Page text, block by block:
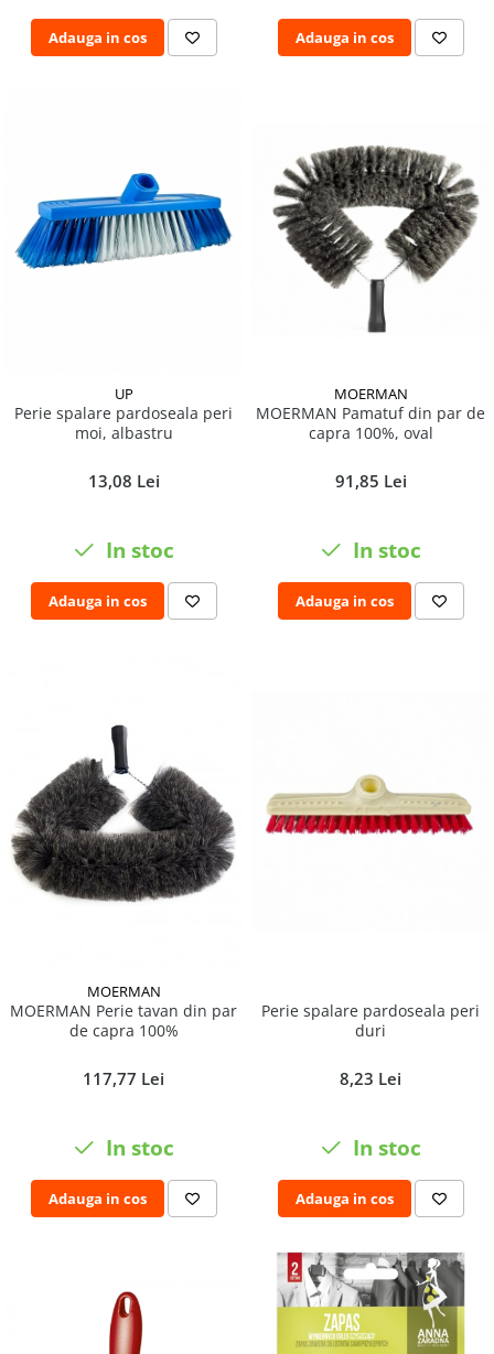
Adauga in cos Adauga in cos
UP
Perie spalare pardoseala peri
moi, albastru
13,08 Lei
In stoc
Adauga in cos
MOERMAN
MOERMAN Pamatuf din par de
capra 100%, oval
91,85 Lei
In stoc
Adauga in cos
MOERMAN
MOERMAN Perie tavan din par
de capra 100%
117,77 Lei
In stoc
Adauga in cos
Perie spalare pardoseala peri
duri
8,23 Lei
In stoc
Adauga in cos